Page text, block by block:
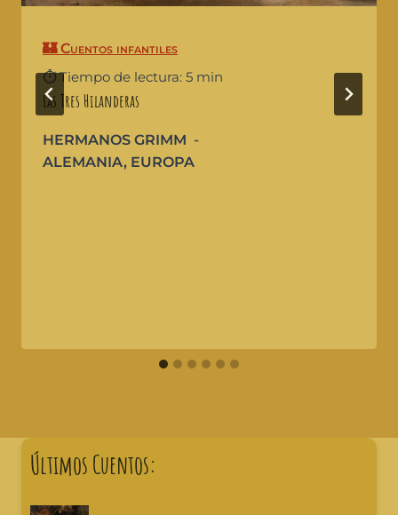
🏰 Cuentos infantiles
⏱️ Tiempo de lectura: 5 min
Las Tres Hilanderas
HERMANOS GRIMM
ALEMANIA, EUROPA
Últimos Cuentos: